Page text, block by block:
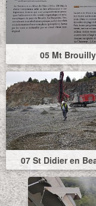
05 Mt Brouilly
07 St Didier en